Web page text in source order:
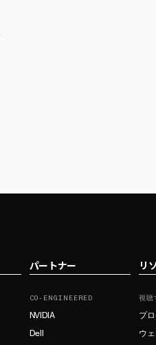
パートナー
CO-ENGINEERED
NVIDIA
Dell
リ
視聴
プ
ウ